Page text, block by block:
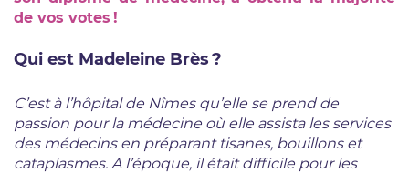
de vos votes !
Qui est Madeleine Brès ?
C’est à l’hôpital de Nîmes qu’elle se prend de
passion pour la médecine où elle assista les services
des médecins en préparant tisanes, bouillons et
cataplasmes. A l’époque, il était difficile pour les